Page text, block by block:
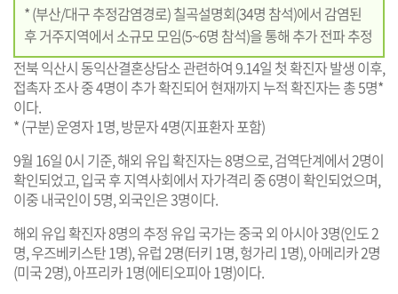
* (부산/대구 추정감염경로) 칠곡설명회(34명 참석)에서 감염된
후 거주지역에서 소규모 모임(5~6명 참석)을 통해 추가 전파 추정
전북 익산시 동익산결혼상담소 관련하여 9.14일 첫 확진자 발생 이후,
접촉자 조사 중 4명이 추가 확진되어 현재까지 누적 확진자는 총 5명*
이다.
* (구분) 운영자 1명, 방문자 4명(지표환자 포함)
9월 16일 0시 기준, 해외 유입 확진자는 8명으로, 검역단계에서 2명이
확인되었고, 입국 후 지역사회에서 자가격리 중 6명이 확인되었으며,
이중 내국인이 5명, 외국인은 3명이다.
해외 유입 확진자 8명의 추정 유입 국가는 중국 외 아시아 3명(인도 2
명, 우즈베키스탄 1명), 유럽 2명(터키 1명, 헝가리 1명), 아메리카 2명
(미국 2명), 아프리카 1명(에티오피아 1명)이다.